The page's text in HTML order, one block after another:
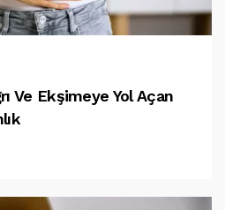
Ve Ekşimeye Yol Açan